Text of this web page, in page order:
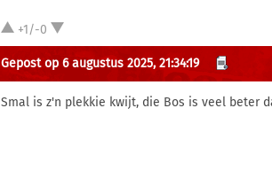
+1/-0
Gepost op 6 augustus 2025, 21:34:19
Smal is z'n plekkie kwijt, die Bos is veel beter